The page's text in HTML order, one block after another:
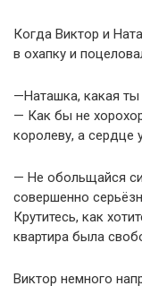
Когда Виктор и
в охапку и
—Наташка, какая ты
— Как бы не
королеву, а сердце
— Не обольщайся
совершенно
Крутитесь, как
квартира была
Виктор немного